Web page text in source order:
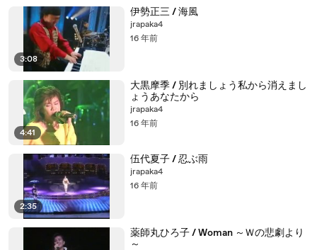
3:08
伊勢正三 / 海風
jrapaka4
16 年前
4:41
大黒摩季 / 別れましょう私から消えまし
ょうあなたから
jrapaka4
16 年前
2:35
伍代夏子 / 忍ぶ雨
jrapaka4
16 年前
薬師丸ひろ子 / Woman ～Ｗの悲劇より
～